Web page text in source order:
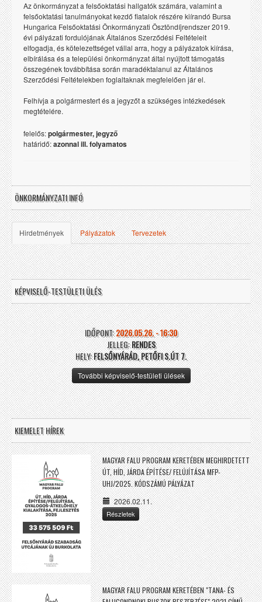
Az önkormányzat a felsőoktatási hallgatók számára, valamint a
felsőoktatási tanulmányokat kezdő fiatalok részére kiírandó Bursa
Hungarica Felsőoktatási Önkormányzati Ösztöndíjrendszer 2019.
évi pályázati fordulójának Általános Szerződési Feltételeit
elfogadja, és kötelezettséget vállal arra, hogy a pályázatok kiírása,
elbírálása és a települési önkormányzat által nyújtott támogatás
összegének továbbítása során maradéktalanul az Általános
Szerződési Feltételekben foglaltaknak megfelelően jár el.
Felhívja a polgármestert és a jegyzőt a szükséges intézkedések
megtételére.
felelős:polgármester, jegyző
határidő:azonnal ill. folyamatos
ÖNKORMÁNYZATI INFÓ
Hirdetmények Pályázatok Tervezetek
KÉPVISELŐ-TESTÜLETI ÜLÉS
IDŐPONT:2026.05.26. - 16:30
JELLEG:RENDES
HELY:FELSŐNYÁRÁD, PETŐFI S.ÚT 7.
További képviselő-testületi ülések
KIEMELET HÍREK
MAGYAR FALU PROGRAM KERETÉBEN MEGHIRDETETT
ÚT, HÍD, JÁRDA ÉPÍTÉSE/ FELÚJÍTÁSA MFP-
UHJ/2025. KÓDSZÁMÚ PÁLYÁZAT
2026.02.11.
Részletek
MAGYAR FALU PROGRAM KERETÉBEN "TANA- ÉS